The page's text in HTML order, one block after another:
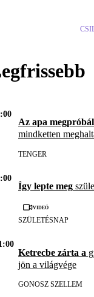
Az apa
mindketten
TENGER
Így lepte meg
Videó
SZÜLETÉSNAP
Ketrecbe zárta a
jön a világvége
GONOSZ SZELLEM